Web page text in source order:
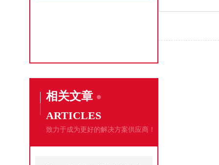
相关文章
ARTICLES
致力于成为更好的解决方案供应商！